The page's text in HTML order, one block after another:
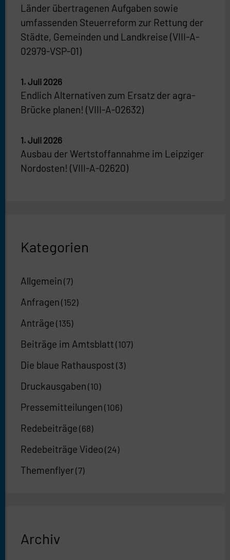
Länder übertragenen Aufgaben sowie
umfassenden Steuerreform zur Rettung der
Städte, Gemeinden und Landkreise (VIII-A-
02979-VSP-01)
Endlich Alternativen zum Ersatz der agra-
Brücke planen! (VIII-A-02632)
1. Juli 2026
Ausbau der Wertstoffannahme im Leipziger
Nordosten! (VIII-A-02620)
1. Juli 2026
Kategorien
Allgemein (7)
Anfragen (152)
Anträge (135)
Beiträge im Amtsblatt (107)
Die blaue Rathauspost (3)
Druckausgaben (10)
Pressemitteilungen (106)
Redebeiträge (68)
Redebeiträge Video (24)
Themenflyer(7)
Archiv